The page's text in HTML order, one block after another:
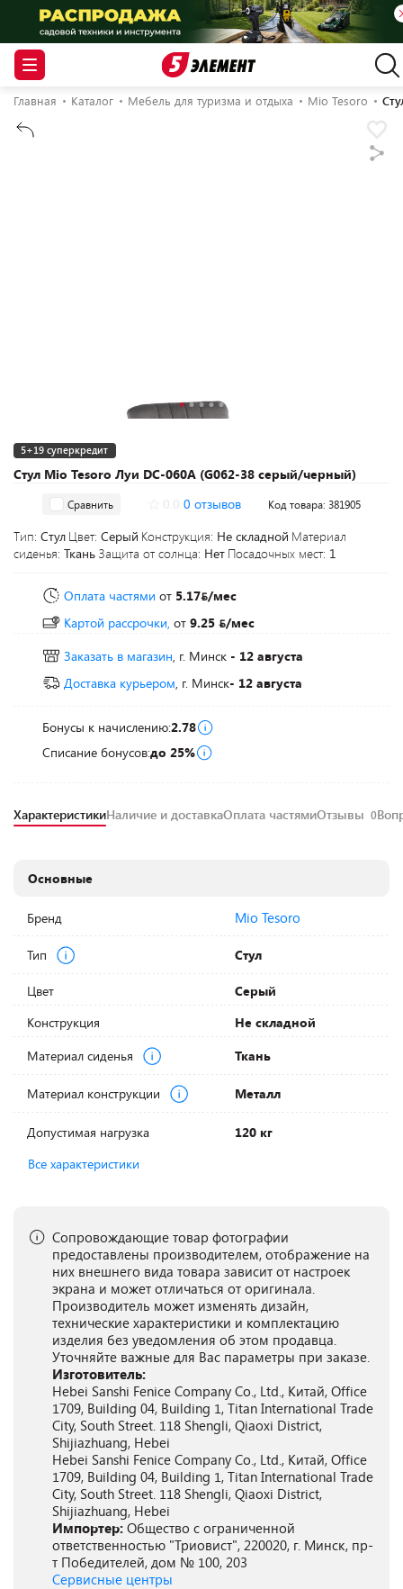
Главная Каталог Мебель для туризма и отдыха Mio Tesoro
Стул Mio Tesoro Луи DC-060A (G062-38 серый/черный)
5+19 суперкредит
Сравнить 0 отзывов Код товара: 381905
Тип: Стул Цвет: Серый Конструкция: Не складной Материал
сиденья: Ткань Защита от солнца: Нет Посадочных мест: 1
Оплата частями от 5.17 /мес
Картой рассрочки, от 9.25
/мес
Заказать в магазин, г. Минск - 12 августа
Доставка курьером, г. Минск- 12 августа
Бонусы к начислению:2.78
Списание бонусов:до 25%
ХарактеристикиНаличие и доставкаОплата частямиОтзывы 0
Основные
Бренд Mio Tesoro
Тип Стул
Цвет
Серый
Конструкция
Не складной
Материал сиденья
Ткань
Материал конструкции Металл
Допустимая нагрузка
120 кг
Все характеристики
Сопровождающие товар фотографии
предоставлены производителем, отображение на
них внешнего вида товара зависит от настроек
экрана и может отличаться от оригинала.
Производитель может изменять дизайн,
технические характеристики и комплектацию
изделия без уведомления об этом продавца.
Уточняйте важные для Вас параметры при заказе.
Изготовитель:
Hebei Sanshi Fenice Company Co., Ltd., Китай, Office
1709, Building 04, Building 1, Titan International Trade
City, South Street. 118 Shengli, Qiaoxi District,
Shijiazhuang, Hebei
Hebei Sanshi Fenice Company Co., Ltd., Китай, Office
1709, Building 04, Building 1, Titan International Trade
City, South Street. 118 Shengli, Qiaoxi District,
Shijiazhuang, Hebei
Импортер: Общество с ограниченной
ответственностью "Триовист", 220020, г. Минск, пр-
т Победителей, дом № 100, 203
Сервисные центры